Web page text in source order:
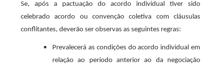
Se, após a pactuação do acordo individual tiver sido
celebrado acordo ou convenção coletiva com cláusulas
conflitantes, deverão ser observas as seguintes regras:
Prevalecerá as condições do acordo individual em
relação ao período anterior ao da negociação